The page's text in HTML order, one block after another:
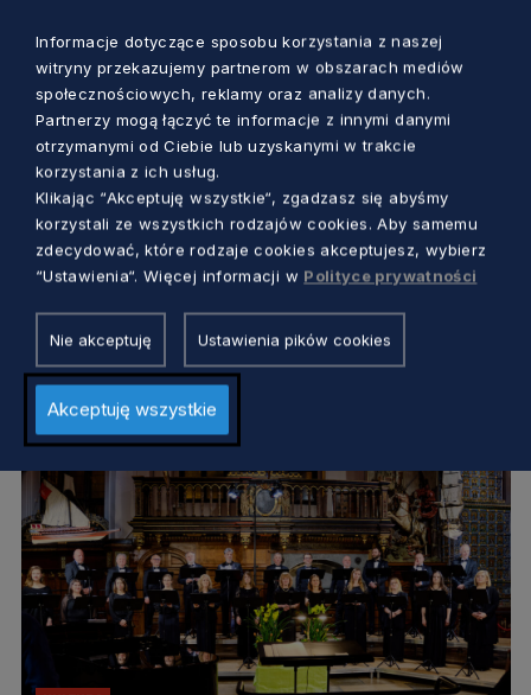
KULTURA
Uczta dla koneserów Bacha i muzyki
baroku. Jubileuszowy koncert Polskiego
Chóru Kameralnego
Marcin Szumny
Informacje dotyczące sposobu korzystania z naszej
witryny przekazujemy partnerom w obszarach mediów
społecznościowych, reklamy oraz analizy danych.
Partnerzy mogą łączyć te informacje z innymi danymi
otrzymanymi od Ciebie lub uzyskanymi w trakcie
korzystania z ich usług.
Klikając “Akceptuję wszystkie“, zgadzasz się abyśmy
korzystali ze wszystkich rodzajów cookies. Aby samemu
zdecydować, które rodzaje cookies akceptujesz, wybierz
“Ustawienia“. Więcej informacji w Polityce prywatności
Nie akceptuję Ustawienia pików cookies
Akceptuję wszystkie